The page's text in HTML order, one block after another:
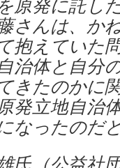
原発に託し
さんは、か
抱えていた
治体と自分
きたのかに
発立地自治
なったのだ
氏（公益社